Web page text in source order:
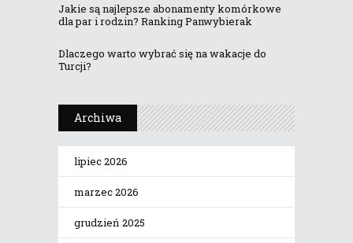
Jakie są najlepsze abonamenty komórkowe
dla par i rodzin? Ranking Panwybierak
Dlaczego warto wybrać się na wakacje do
Turcji?
Archiwa
lipiec 2026
marzec 2026
grudzień 2025